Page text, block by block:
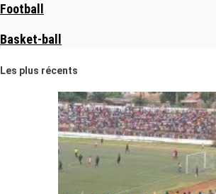
Football
Basket-ball
Les plus récents